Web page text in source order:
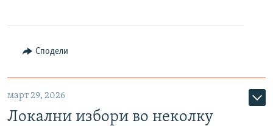
Сподели
март 29, 2026
Локални избори во неколку